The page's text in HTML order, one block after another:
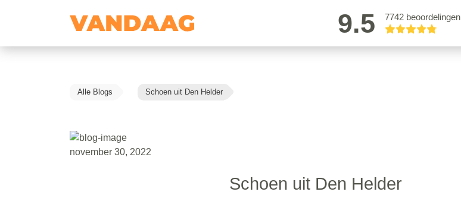
9.5 7742 beoordelingen
Alle Blogs Schoen uit Den Helder
november 30, 2022
Schoen uit Den Helder